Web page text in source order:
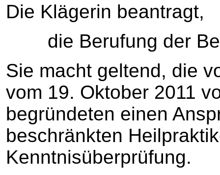
Die Klägerin beantragt,
die Berufung der
Sie macht geltend, die
vom 19. Oktober 2011
begründeten einen
beschränkten
Kenntnisüberprüfung.